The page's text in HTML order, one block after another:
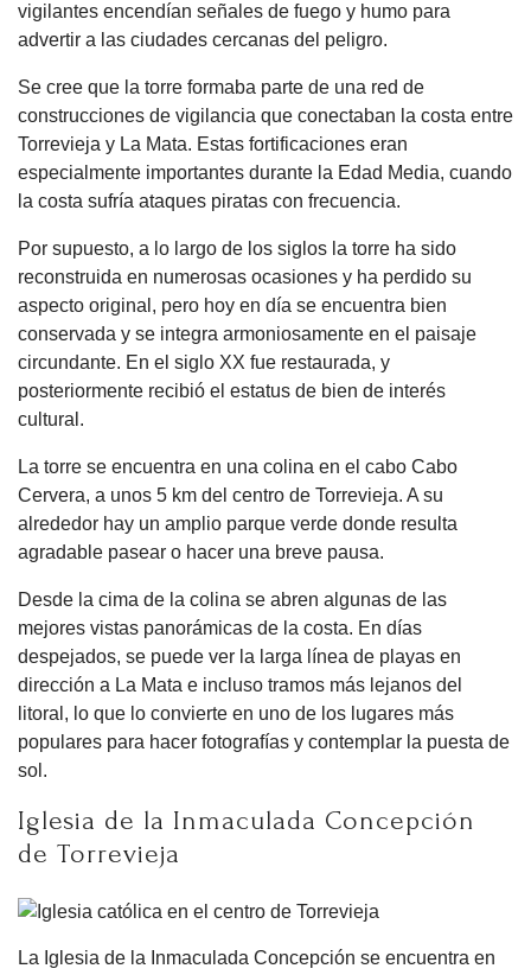
vigilantes encendían señales de fuego y humo para
advertir a las ciudades cercanas del peligro.
Se cree que la torre formaba parte de una red de
construcciones de vigilancia que conectaban la costa entre
Torrevieja y La Mata. Estas fortificaciones eran
especialmente importantes durante la Edad Media, cuando
la costa sufría ataques piratas con frecuencia.
Por supuesto, a lo largo de los siglos la torre ha sido
reconstruida en numerosas ocasiones y ha perdido su
aspecto original, pero hoy en día se encuentra bien
conservada y se integra armoniosamente en el paisaje
circundante. En el siglo XX fue restaurada, y
posteriormente recibió el estatus de bien de interés
cultural.
La torre se encuentra en una colina en el cabo Cabo
Cervera, a unos 5 km del centro de Torrevieja. A su
alrededor hay un amplio parque verde donde resulta
agradable pasear o hacer una breve pausa.
Desde la cima de la colina se abren algunas de las
mejores vistas panorámicas de la costa. En días
despejados, se puede ver la larga línea de playas en
dirección a La Mata e incluso tramos más lejanos del
litoral, lo que lo convierte en uno de los lugares más
populares para hacer fotografías y contemplar la puesta de
sol.
Iglesia de la Inmaculada Concepción
de Torrevieja
La Iglesia de la Inmaculada Concepción se encuentra en